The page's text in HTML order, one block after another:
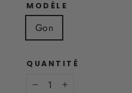
MODÈLE
Gon
QUANTITÉ